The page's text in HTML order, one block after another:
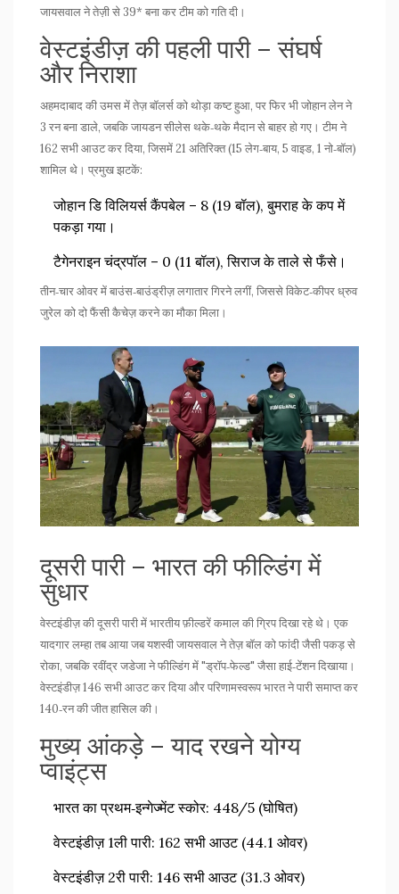
जायसवालने तेज़ी से 39* बना कर टीम को गति दी।
वेस्टइंडीज़ की पहली पारी – संघर्ष
और निराशा
अहमदाबाद की उमस में तेज़ बॉलर्स को थोड़ा कष्ट हुआ, पर फिर भीजोहान लेनने
3 रन बना डाले, जबकिजायडन सीलेसथके‑थके मैदान से बाहर हो गए। टीम ने
162 सभी आउट कर दिया, जिसमें 21 अतिरिक्त (15 लेग‑बाय, 5 वाइड, 1 नो‑बॉल)
शामिल थे। प्रमुख झटकें:
जोहान डि विलियर्स कैंपबेल – 8 (19 बॉल), बुमराह के कप में
पकड़ा गया।
टैगेनराइन चंद्रपॉल – 0 (11 बॉल), सिराज के ताले से फँसे।
तीन‑चार ओवर में बाउंस‑बाउंड्रीज़ लगातार गिरने लगीं, जिससे विकेट‑कीपर ध्रुव
जुरेल को दो फैंसी कैचेज़ करने का मौका मिला।
दूसरी पारी – भारत की फील्डिंग में
सुधार
वेस्टइंडीज़ की दूसरी पारी में भारतीय फ़ील्डरें कमाल की ग्रिप दिखा रहे थे। एक
यादगार लम्हा तब आया जबयशस्वी जायसवालने तेज़ बॉल को फांदी जैसी पकड़ से
रोका, जबकिरवींद्र जडेजाने फील्डिंग में "ड्रॉप‑फेल्ड" जैसा हाई‑टेंशन दिखाया।
वेस्टइंडीज़ 146 सभी आउट कर दिया और परिणामस्वरूप भारत ने पारी समाप्त कर
140‑रन की जीत हासिल की।
मुख्य आंकड़े – याद रखने योग्य
प्वाइंट्स
भारत का प्रथम‑इन्गेज्मेंट स्कोर: 448/5 (घोषित)
वेस्टइंडीज़ 1ली पारी: 162 सभी आउट (44.1 ओवर)
वेस्टइंडीज़ 2री पारी: 146 सभी आउट (31.3 ओवर)